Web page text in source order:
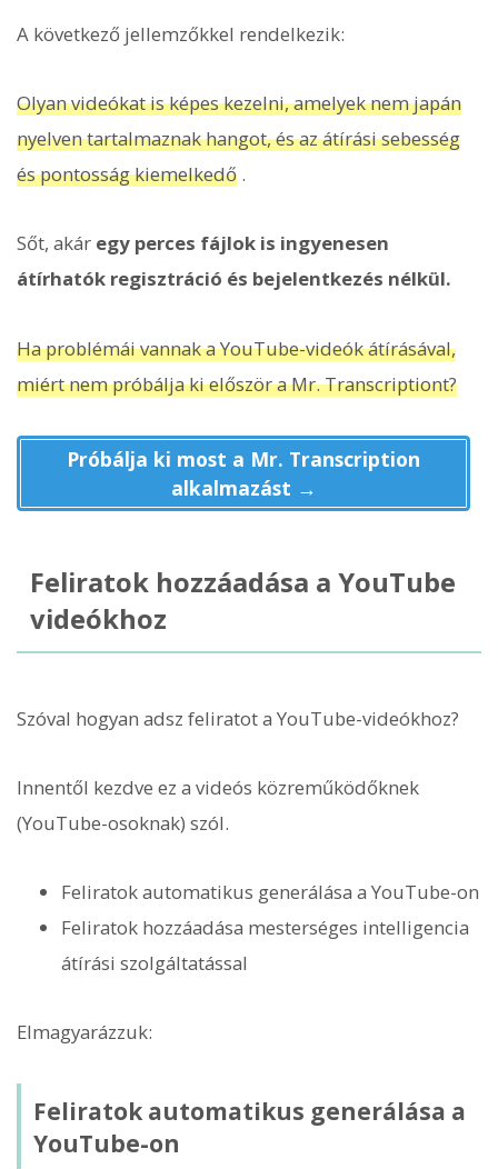
A következő jellemzőkkel rendelkezik:
Olyan videókat is képes kezelni, amelyek nem japán
nyelven tartalmaznak hangot, és az átírási sebesség
és pontosság kiemelkedő .
Sőt, akár egy perces fájlok is ingyenesen
átírhatók regisztráció és bejelentkezés nélkül.
Ha problémái vannak a YouTube-videók átírásával,
miért nem próbálja ki először a Mr. Transcriptiont?
Próbálja ki most a Mr. Transcription
alkalmazást →
Feliratok hozzáadása a YouTube
videókhoz
Szóval hogyan adsz feliratot a YouTube-videókhoz?
Innentől kezdve ez a videós közreműködőknek
(YouTube-osoknak) szól.
Feliratok automatikus generálása a YouTube-on
Feliratok hozzáadása mesterséges intelligencia
átírási szolgáltatással
Elmagyarázzuk:
Feliratok automatikus generálása a
YouTube-on